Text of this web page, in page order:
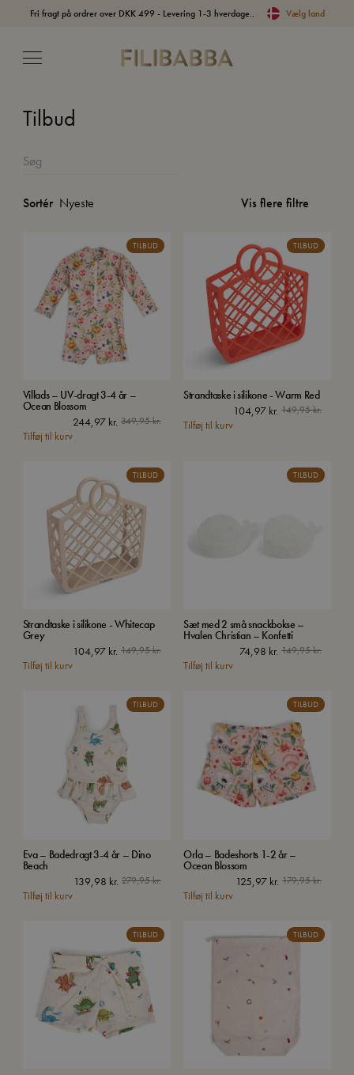
Fri fragt på ordrer over DKK 499 - Levering 1-3 hverdage.. Vælg land
Tilbud
Sortér Vis flere filtre
TILBUD
Villads – UV-dragt 3-4 år –
Ocean Blossom
349,95kr.
244,97 kr.
Tilføj til kurv
TILBUD
Strandtaske i silikone - Warm Red
149,95kr.
104,97 kr.
Tilføj til kurv
TILBUD
Strandtaske i silikone - Whitecap
Grey
149,95kr.
104,97 kr.
Tilføj til kurv
TILBUD
Sæt med 2 små snackbokse –
Hvalen Christian – Konfetti
149,95kr.
74,98 kr.
Tilføj til kurv
TILBUD
Eva – Badedragt 3-4 år – Dino
Beach
279,95kr.
139,98 kr.
Tilføj til kurv
TILBUD
Orla – Badeshorts 1-2 år –
Ocean Blossom
179,95kr.
125,97 kr.
Tilføj til kurv
TILBUD TILBUD